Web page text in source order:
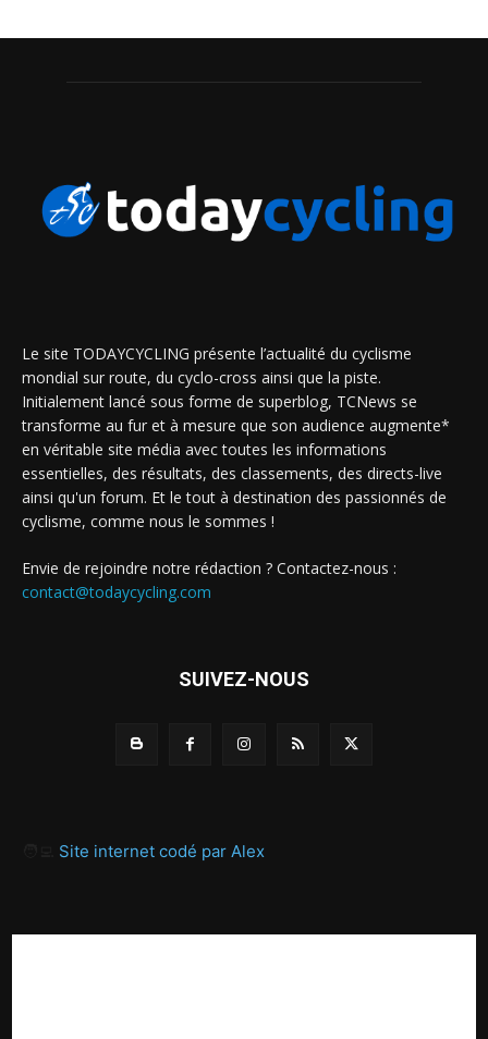
Le site TODAYCYCLING présente l’actualité du cyclisme
mondial sur route, du cyclo-cross ainsi que la piste.
Initialement lancé sous forme de superblog, TCNews se
transforme au fur et à mesure que son audience augmente*
en véritable site média avec toutes les informations
essentielles, des résultats, des classements, des directs-live
ainsi qu'un forum. Et le tout à destination des passionnés de
cyclisme, comme nous le sommes !
Envie de rejoindre notre rédaction ? Contactez-nous :
contact@todaycycling.com
SUIVEZ-NOUS
Site internet codé par Alex